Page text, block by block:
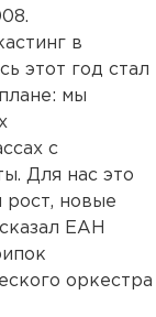
в
этот год стал
мы
с
Для нас это
рост, новые
ЕАН
оркестра